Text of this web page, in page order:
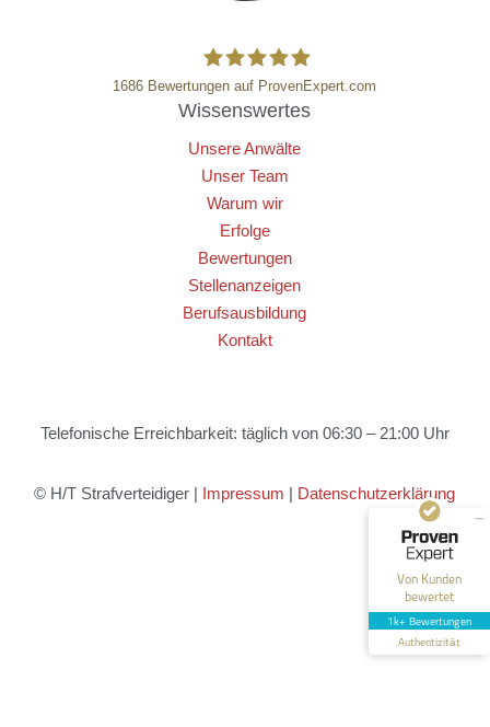
HT Strafverteidiger
1686 Bewertungen auf ProvenExpert.com
Wissenswertes
Unsere Anwälte
Unser Team
Warum wir
Erfolge
Bewertungen
Stellenanzeigen
Berufsausbildung
Kontakt
Telefonische Erreichbarkeit: täglich von 06:30 – 21:00 Uhr
© H/T Strafverteidiger | Impressum | Datenschutzerklärung
Von Kunden
bewertet
1k+ Bewertungen
Authentizität
100%
SEHR GUT
4,99 / 5,00
40
Bewertungen auf
ProvenExpert.com
Blick aufs ProvenExpert-Profil werfen